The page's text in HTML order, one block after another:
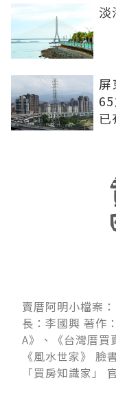
淡
已
賣厝阿明小檔案
長：李國興 著作
A》、《台灣厝買
《風水世家》 臉
「買房知識家」